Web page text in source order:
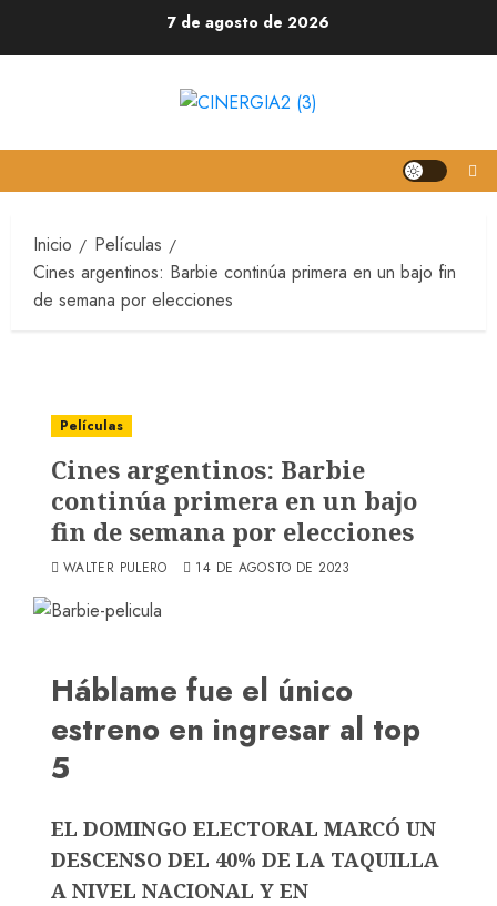
7 de agosto de 2026
Inicio
Películas
Cines argentinos: Barbie continúa primera en un bajo fin
de semana por elecciones
Películas
Cines argentinos: Barbie
continúa primera en un bajo
fin de semana por elecciones
WALTER PULERO 14 DE AGOSTO DE 2023
Háblame fue el único
estreno en ingresar al top
5
EL DOMINGO ELECTORAL MARCÓ UN
DESCENSO DEL 40% DE LA TAQUILLA
A NIVEL NACIONAL Y EN